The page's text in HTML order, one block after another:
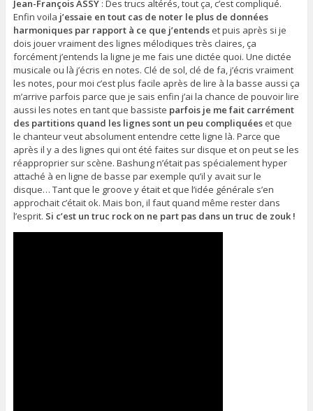
Jean-François ASSY: Des trucs altérés, tout ça, c’est compliqué.
Enfin voila j’essaie en tout cas de noter le plus de données
harmoniques par rapport à ce que j’entendset puis après si je
dois jouer vraiment des lignes mélodiques très claires, ça
forcément j’entends la ligne je me fais une dictée quoi. Une dictée
musicale ou là j’écris en notes. Clé de sol, clé de fa, j’écris vraiment
les notes, pour moi c’est plus facile après de lire à la basse aussi ça
m’arrive parfois parce que je sais enfin j’ai la chance de pouvoir lire
aussi les notes en tant que bassiste parfois je me fait carrément
des partitions quand les lignes sont un peu compliquéeset que
le chanteur veut absolument entendre cette ligne là. Parce que
après il y a des lignes qui ont été faites sur disque et on peut se les
réapproprier sur scène. Bashung n’était pas spécialement hyper
attaché à en ligne de basse par exemple qu’il y avait sur le
disque… Tant que le groove y était et que l’idée générale s’en
approchait c’était ok. Mais bon, il faut quand même rester dans
l’esprit. Si c’est un truc rock on ne part pas dans un truc de zouk !